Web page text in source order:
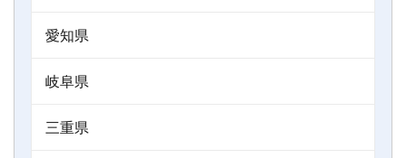
愛知県
岐阜県
三重県